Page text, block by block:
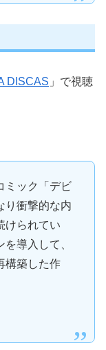
DISCAS 」で視聴
ミック「デビ
り衝撃的な内
けられてい
導入して、
構築した作